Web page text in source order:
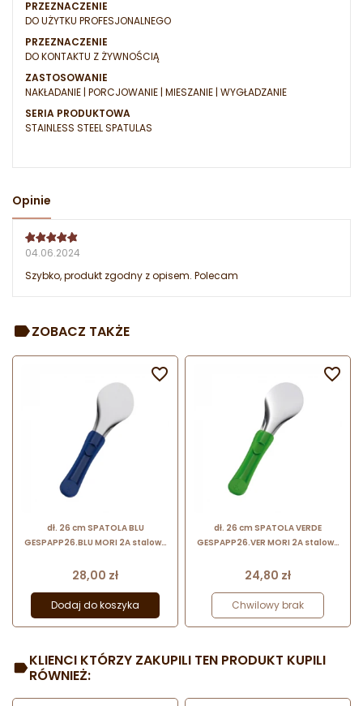
PRZEZNACZENIE
DO UŻYTKU PROFESJONALNEGO
PRZEZNACZENIE
DO KONTAKTU Z ŻYWNOŚCIĄ
ZASTOSOWANIE
NAKŁADANIE | PORCJOWANIE | MIESZANIE | WYGŁADZANIE
SERIA PRODUKTOWA
STAINLESS STEEL SPATULAS
Opinie
04.06.2024
Szybko, produkt zgodny z opisem. Polecam
ZOBACZ TAKŻE
dł. 26 cm SPATOLA BLU
GESPAPP26.BLU MORI 2A stalowa
uchwytem z tworzywa
Cena
28,00 zł
Dodaj do koszyka

dł. 26 cm SPATOLA VERDE
GESPAPP26.VER MORI 2A stalowa
uchwytem z tworzywa
Cena
24,80 zł
Chwilowy brak

KLIENCI KTÓRZY ZAKUPILI TEN PRODUKT KUPILI
RÓWNIEŻ: